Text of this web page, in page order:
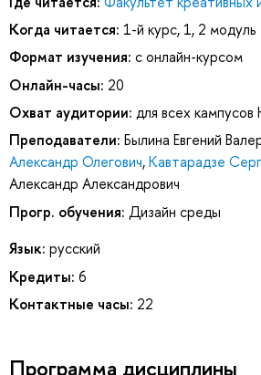
Когда читается: 1-й курс, 1, 2 модуль
Формат изучения: с онлайн-курсом
Онлайн-часы: 20
Охват аудитории: для всех
Преподаватели: Былина Евгений
Александр Олегович,Кавтарадзе
Александр Александрович
Прогр. обучения: Дизайн среды
Язык: русский
Кредиты: 6
Контактные часы: 22
Программа дисциплины